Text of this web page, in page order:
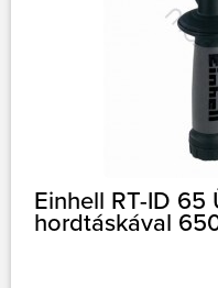
Einhell RT-ID
hordtáskával